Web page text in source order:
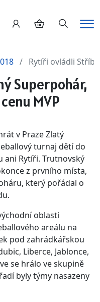
Hledání
Rytíři ovládli
Superpohár,
MVP
v Praze Zlatý
turnaj dětí do
ani Rytíři. Trutnovský
z prvního místa,
který pořádal o
oblasti
areálu na
pod zahrádkářskou
Liberce, Jablonce,
se hrálo ve skupině
byly týmy nasazeny